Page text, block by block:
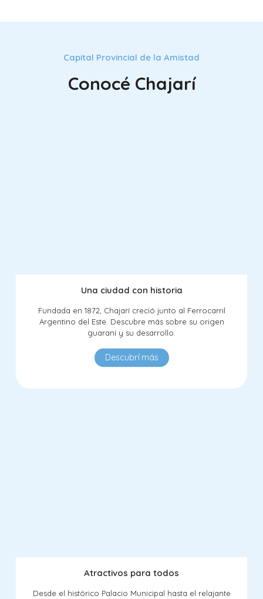
Capital Provincial de la Amistad
Conocé Chajarí
Una ciudad con historia
Fundada en 1872, Chajarí creció junto al Ferrocarril
Argentino del Este. Descubre más sobre su origen
guaraní y su desarrollo.
Descubrí más
Atractivos para todos
Desde el histórico Palacio Municipal hasta el relajante